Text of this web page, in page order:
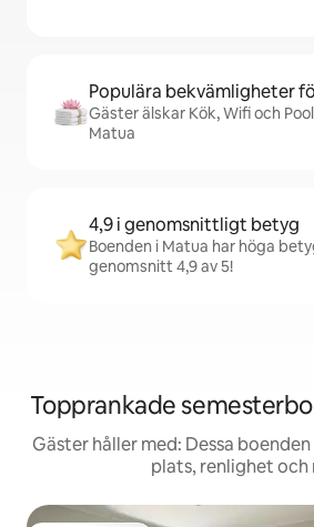
Populära bekvämligheter
Gäster älskar Kök, Wifi och
Matua
4,9 i genomsnittligt betyg
Boenden i Matua har höga
genomsnitt 4,9 av 5!
Topprankade
Gäster håller med: Dessa
plats, renlighet och